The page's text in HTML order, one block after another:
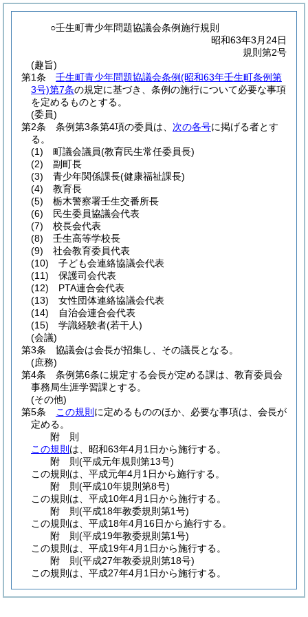
○壬生町青少年問題協議会条例施行規則
昭和63年3月24日
規則第2号
(趣旨)
第1条
壬生町青少年問題協議会条例(昭和63年壬生町条例第
3号)第7条の規定に基づき、条例の施行について必要な事項
を定めるものとする。
(委員)
第2条
条例第3条第4項の委員は、 次の各号に掲げる者とす
る。
(1)
町議会議員(教育民生常任委員長)
(2)
副町長
(3)
青少年関係課長(健康福祉課長)
(4)
教育長
(5)
栃木警察署壬生交番所長
(6)
民生委員協議会代表
(7)
校長会代表
(8)
壬生高等学校長
(9)
社会教育委員代表
(10)
子ども会連絡協議会代表
(11)
保護司会代表
(12)
PTA連合会代表
(13)
女性団体連絡協議会代表
(14)
自治会連合会代表
(15)
学識経験者(若干人)
(会議)
第3条
協議会は会長が招集し、その議長となる。
(庶務)
第4条
条例第6条に規定する会長が定める課は、教育委員会
事務局生涯学習課とする。
(その他)
第5条
この規則 に定めるもののほか、必要な事項は、会長が
定める。
附 則
この規則 は、昭和63年4月1日から施行する。
附 則(平成元年規則第13号)
この規則は、平成元年4月1日から施行する。
附 則(平成10年規則第8号)
この規則は、平成10年4月1日から施行する。
附 則(平成18年教委規則第1号)
この規則は、平成18年4月16日から施行する。
附 則(平成19年教委規則第1号)
この規則は、平成19年4月1日から施行する。
附 則(平成27年教委規則第18号)
この規則は、平成27年4月1日から施行する。